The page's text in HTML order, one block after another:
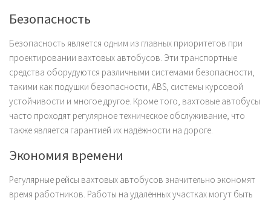
Безопасность
Безопасность является одним из главных приоритетов при
проектировании вахтовых автобусов. Эти транспортные
средства оборудуются различными системами безопасности,
такими как подушки безопасности, ABS, системы курсовой
устойчивости и многое другое. Кроме того, вахтовые автобусы
часто проходят регулярное техническое обслуживание, что
также является гарантией их надёжности на дороге.
Экономия времени
Регулярные рейсы вахтовых автобусов значительно экономят
время работников. Работы на удалённых участках могут быть